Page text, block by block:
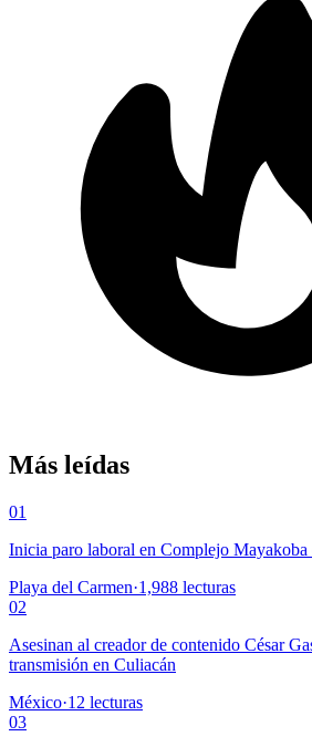
Más leídas
01
Inicia paro laboral en Complejo Mayakoba
Playa del Carmen·1,988 lecturas
02
Asesinan al creador de contenido César
transmisión en Culiacán
México·12 lecturas
03